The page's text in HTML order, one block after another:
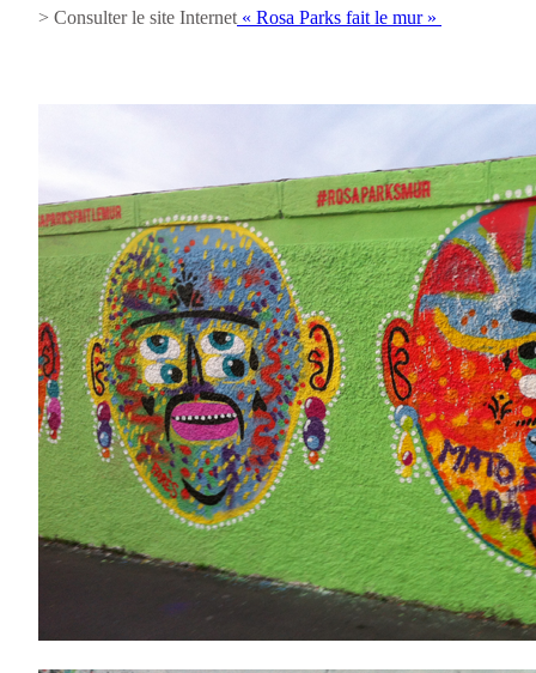
> Consulter le site Internet« Rosa Parks fait le mur »